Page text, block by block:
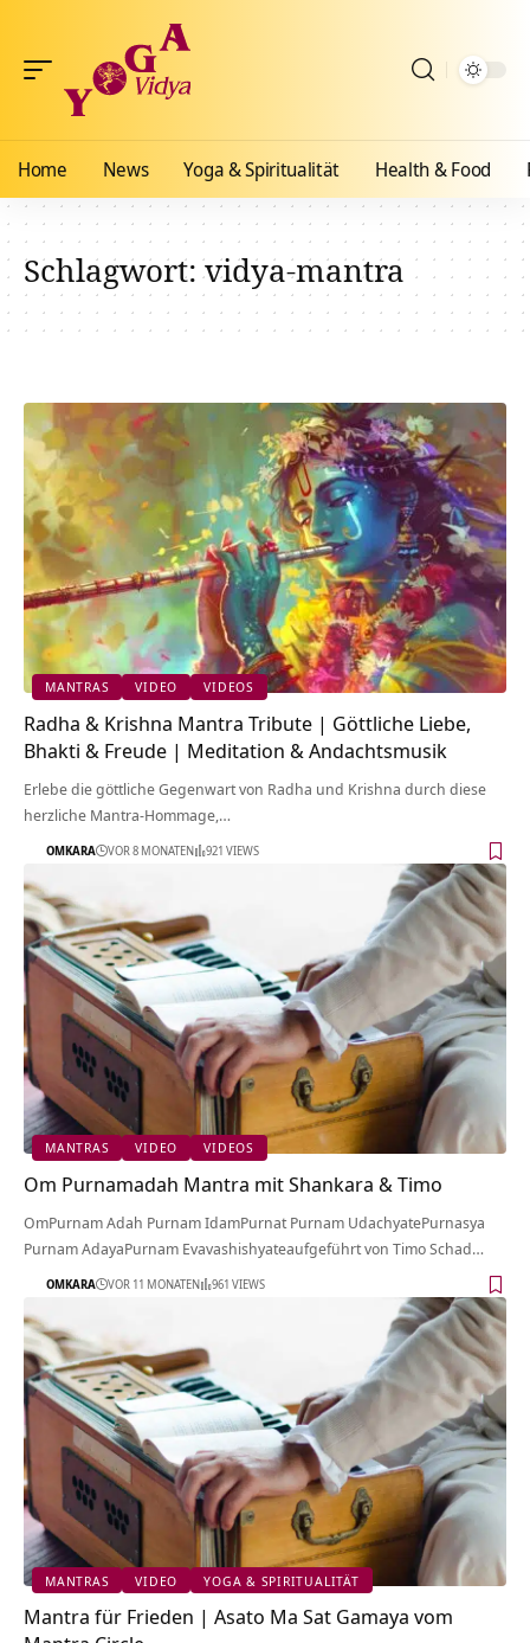
Home News Yoga & Spiritualität Health & Food
Schlagwort:vidya-mantra
MANTRAS VIDEO VIDEOS
Radha & Krishna Mantra Tribute | Göttliche Liebe,
Bhakti & Freude | Meditation & Andachtsmusik
Erlebe die göttliche Gegenwart von Radha und Krishna durch diese
herzliche Mantra-Hommage,…
OMKARA VOR 8 MONATEN 921 VIEWS
MANTRAS VIDEO VIDEOS
Om Purnamadah Mantra mit Shankara & Timo
OmPurnam Adah Purnam IdamPurnat Purnam UdachyatePurnasya
Purnam AdayaPurnam Evavashishyateaufgeführt von Timo Schad…
OMKARA VOR 11 MONATEN 961 VIEWS
MANTRAS VIDEO YOGA & SPIRITUALITÄT
Mantra für Frieden | Asato Ma Sat Gamaya vom